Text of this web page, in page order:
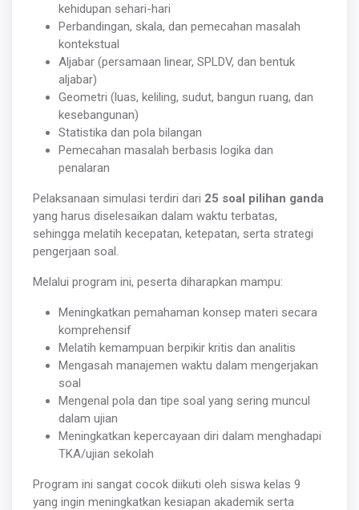
kehidupan sehari-hari
Perbandingan, skala, dan pemecahan masalah
kontekstual
Aljabar (persamaan linear, SPLDV, dan bentuk
aljabar)
Geometri (luas, keliling, sudut, bangun ruang, dan
kesebangunan)
Statistika dan pola bilangan
Pemecahan masalah berbasis logika dan
penalaran
Pelaksanaan simulasi terdiri dari 25 soal pilihan ganda
yang harus diselesaikan dalam waktu terbatas,
sehingga melatih kecepatan, ketepatan, serta strategi
pengerjaan soal.
Melalui program ini, peserta diharapkan mampu:
Meningkatkan pemahaman konsep materi secara
komprehensif
Melatih kemampuan berpikir kritis dan analitis
Mengasah manajemen waktu dalam mengerjakan
soal
Mengenal pola dan tipe soal yang sering muncul
dalam ujian
Meningkatkan kepercayaan diri dalam menghadapi
TKA/ujian sekolah
Program ini sangat cocok diikuti oleh siswa kelas 9
yang ingin meningkatkan kesiapan akademik serta